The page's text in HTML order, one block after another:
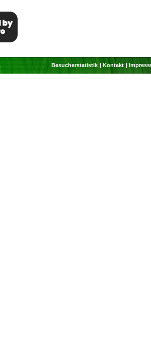
Besucherstatistik Kontakt